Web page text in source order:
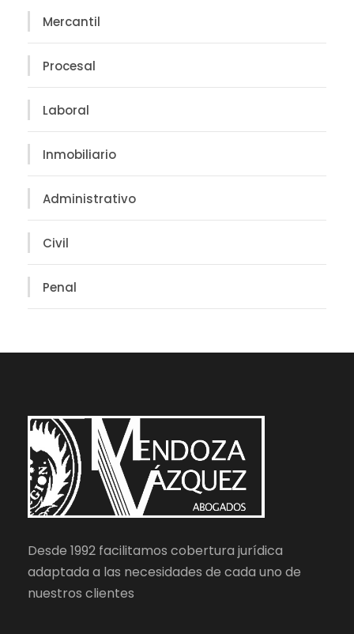
Mercantil
Procesal
Laboral
Inmobiliario
Administrativo
Civil
Penal
Desde 1992 facilitamos cobertura jurídica
adaptada a las necesidades de cada uno de
nuestros clientes